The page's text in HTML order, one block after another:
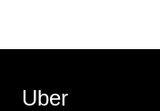
Uber